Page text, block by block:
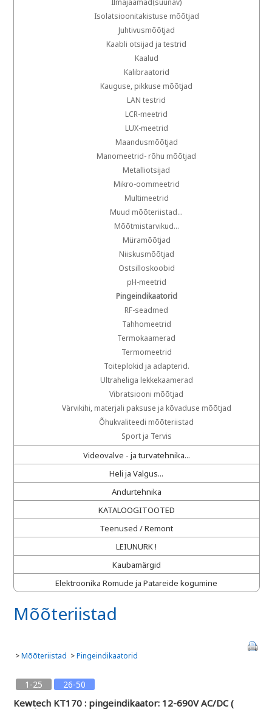
Isolatsioonitakistuse mõõtjad
Juhtivusmõõtjad
Kaabli otsijad ja testrid
Kaalud
Kalibraatorid
Kauguse, pikkuse mõõtjad
LAN testrid
LCR-meetrid
LUX-meetrid
Maandusmõõtjad
Manomeetrid- rõhu mõõtjad
Metalliotsijad
Mikro-oommeetrid
Multimeetrid
Muud mõõteriistad...
Mõõtmistarvikud...
Müramõõtjad
Niiskusmõõtjad
Ostsilloskoobid
pH-meetrid
Pingeindikaatorid
RF-seadmed
Tahhomeetrid
Termokaamerad
Termomeetrid
Toiteplokid ja adapterid.
Ultraheliga lekkekaamerad
Vibratsiooni mõõtjad
Värvikihi, materjali paksuse ja kõvaduse mõõtjad
Õhukvaliteedi mõõteriistad
Sport ja Tervis
Videovalve - ja turvatehnika...
Heli ja Valgus...
Andurtehnika
KATALOOGITOOTED
Teenused / Remont
LEIUNURK !
Kaubamärgid
Elektroonika Romude ja Patareide kogumine
Mõõteriistad
>Mõõteriistad >Pingeindikaatorid
1-25 26-50
Kewtech KT170 : pingeindikaator: 12-690V AC/DC (